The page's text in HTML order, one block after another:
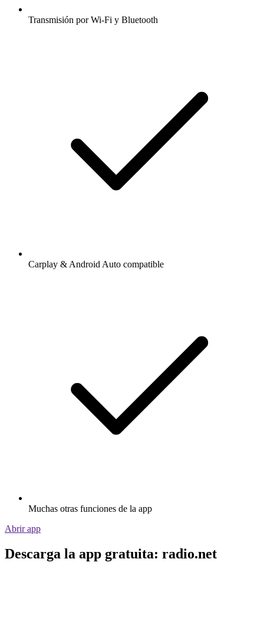
Transmisión por Wi-Fi y Bluetooth
Carplay & Android Auto compatible
Muchas otras funciones de la app
Abrir app
Descarga la app gratuita: radio.net